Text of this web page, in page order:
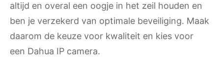
altijd en overal een oogje in het zeil houden en
ben je verzekerd van optimale beveiliging. Maak
daarom de keuze voor kwaliteit en kies voor
een Dahua IP camera.